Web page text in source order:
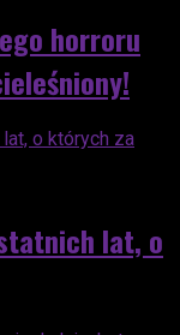
horroru
lat, o